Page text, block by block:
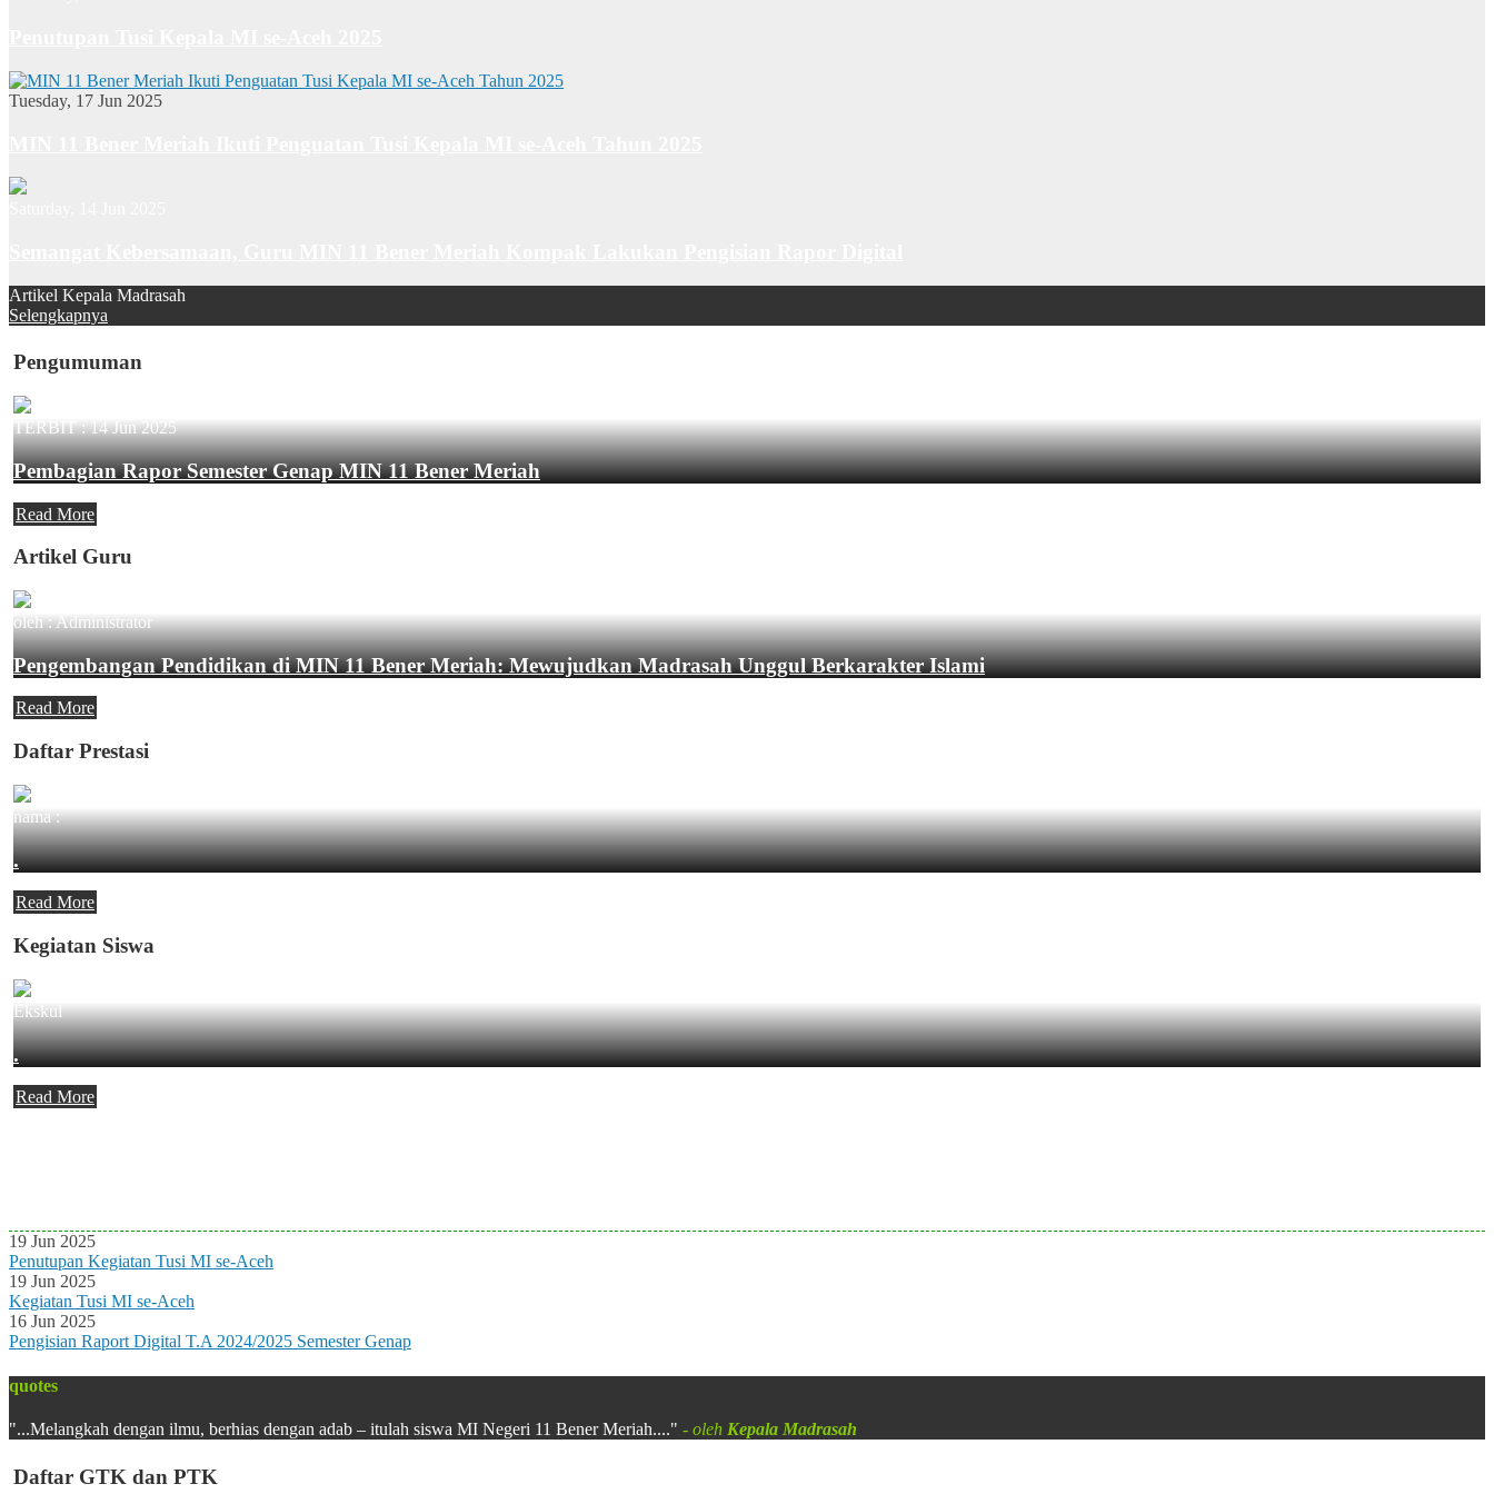
Tuesday, 17 Jun 2025
Artikel Kepala Madrasah
Selengkapnya
Pengumuman
TERBIT :14 Jun 2025
Pembagian Rapor Semester Genap MIN 11 Bener Meriah
Read More
Artikel Guru
oleh : Administrator
Pengembangan Pendidikan di MIN 11 Bener Meriah: Mewujudkan Madrasah Unggul Berkarakter Islami
Read More
Daftar Prestasi
nama :
.
Read More
Kegiatan Siswa
Ekskul
.
Read More
19 Jun 2025
Penutupan Kegiatan Tusi MI se-Aceh
19 Jun 2025
Kegiatan Tusi MI se-Aceh
16 Jun 2025
Pengisian Raport Digital T.A 2024/2025 Semester Genap
quotes
"...Melangkah dengan ilmu, berhias dengan adab – itulah siswa MI Negeri 11 Bener Meriah...." - oleh Kepala Madrasah
Daftar GTK dan PTK